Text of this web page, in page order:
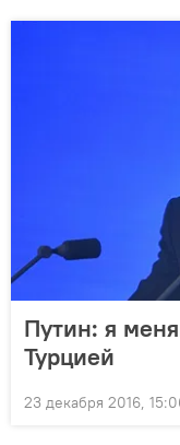
Путин: я
Турцией
23 декабря 2016,